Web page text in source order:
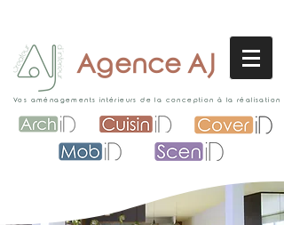
Vos aménagements intérieurs de la conception à la réalisation
Agence AJ